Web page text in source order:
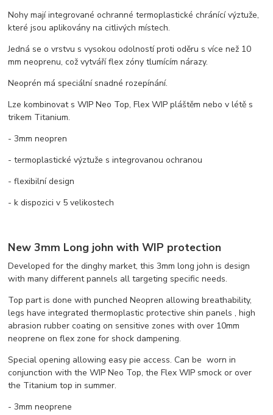
Nohy mají integrované ochranné termoplastické chránící výztuže,
které jsou aplikovány na citlivých místech.
Jedná se o vrstvu s vysokou odolností proti oděru s více než 10
mm neoprenu, což vytváří flex zóny tlumícím nárazy.
Neoprén má speciální snadné rozepínání.
Lze kombinovat s WIP Neo Top, Flex WIP pláštěm nebo v létě s
trikem Titanium.
- 3mm neopren
- termoplastické výztuže s integrovanou ochranou
- flexibilní design
- k dispozici v 5 velikostech
New 3mm Long john with WIP protection
Developed for the dinghy market, this 3mm long john is design
with many different pannels all targeting specific needs.
Top part is done with punched Neopren allowing breathability,
legs have integrated thermoplastic protective shin panels , high
abrasion rubber coating on sensitive zones with over 10mm
neoprene on flex zone for shock dampening.
Special opening allowing easy pie access. Can be worn in
conjunction with the WIP Neo Top, the Flex WIP smock or over
the Titanium top in summer.
- 3mm neoprene